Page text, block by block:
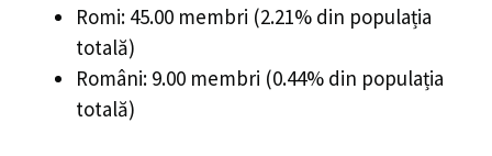
Romi: 45.00 membri (2.21% din populația
totală)
Români: 9.00 membri (0.44% din populația
totală)